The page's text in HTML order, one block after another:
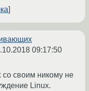
09:17:50
своим никому не
Linux.